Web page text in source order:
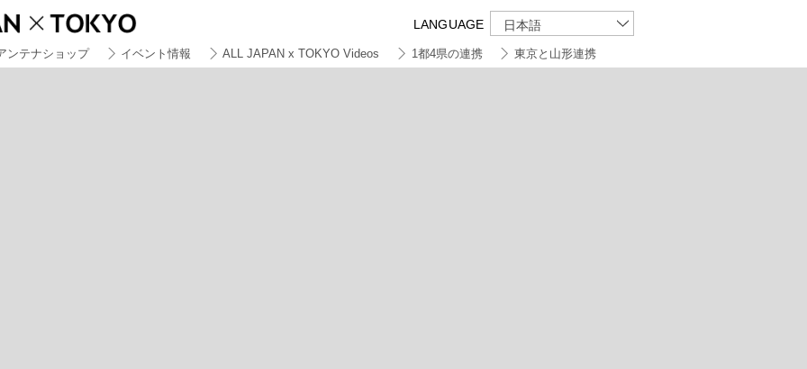
LANGUAGE 日本語
ンテナショップ イベント情報 ALL JAPAN x TOKYO Videos 1都4県の連携 東京と山形連携